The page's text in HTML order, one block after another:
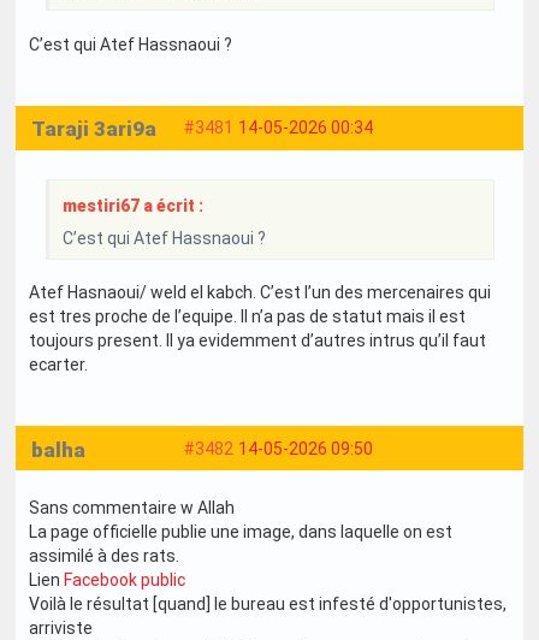
C’est qui Atef Hassnaoui ?
#3481 14-05-2026 00:34
Taraji 3ari9a
mestiri67 a écrit :
C’est qui Atef Hassnaoui ?
Atef Hasnaoui/ weld el kabch. C’est l’un des mercenaires qui
est tres proche de l’equipe. Il n’a pas de statut mais il est
toujours present. Il ya evidemment d’autres intrus qu’il faut
ecarter.
#3482 14-05-2026 09:50
balha
Sans commentaire w Allah
La page officielle publie une image, dans laquelle on est
assimilé à des rats.
Lien Facebook public
Voilà le résultat [quand] le bureau est infesté d'opportunistes,
arriviste